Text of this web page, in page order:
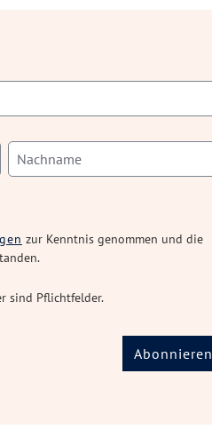
zur Kenntnis genommen und die
sind Pflichtfelder.
Abonnieren